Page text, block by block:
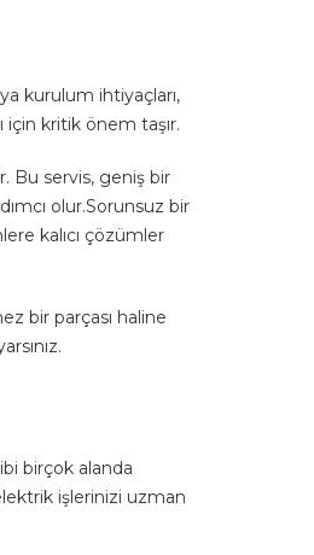
kurulum ihtiyaçları,
için kritik önem taşır.
Bu servis, geniş bir
olur.Sorunsuz bir
kalıcı çözümler
bir parçası haline
birçok alanda
işlerinizi uzman